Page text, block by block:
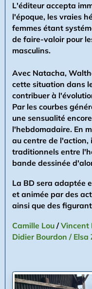
L'éditeur accepta
l'époque, les vraies
femmes étant
de faire-valoir pour
masculins.
Avec Natacha,
cette situation dans
contribuer à
Par les courbes
une sensualité
l'hebdomadaire. En
au centre de l'action,
traditionnels entre
bande dessinée
La BD sera adaptée
et animée par des
ainsi que des
Camille Lou/Vincent
Didier Bourdon / Elsa